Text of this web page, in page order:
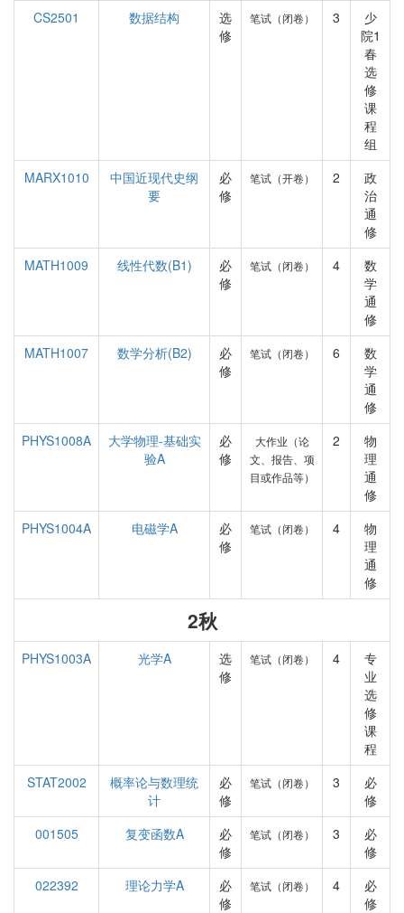
CS2501
数据结构
选
修
笔试（闭卷） 3
少
院1
春
选
修
课
程
组
MARX1010
中国近现代史纲
要
必
修
笔试（开卷） 2
政
治
通
修
MATH1009
线性代数(B1)
必
修
笔试（闭卷） 4
数
学
通
修
MATH1007
数学分析(B2)
必
修
笔试（闭卷） 6
数
学
通
修
PHYS1008A
大学物理-基础实
验A
必
修
大作业（论
文、报告、项
目或作品等）
2
物
理
通
修
PHYS1004A
电磁学A
必
修
笔试（闭卷） 4
物
理
通
修
2秋
PHYS1003A 光学A
选
修
笔试（闭卷） 4
专
业
选
修
课
程
STAT2002
概率论与数理统
计
必
修
笔试（闭卷） 3
必
修
001505
复变函数A
必
修
笔试（闭卷） 3
必
修
022392
理论力学A
必
修
笔试（闭卷） 4
必
修